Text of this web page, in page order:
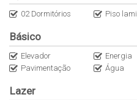
* Mesa, cadeiras, e banco (canto
* Forno elétrico, Microondas,
Televisões, Ar Condicionado;
02 Dormitórios Piso
Básico
Elevador Energia
Pavimentação
Água
Lazer